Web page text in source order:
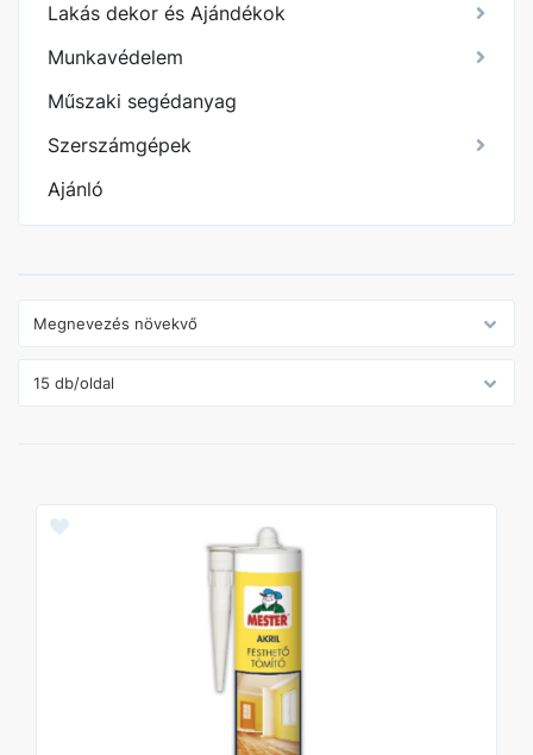
Lakás dekor és Ajándékok
Munkavédelem
Műszaki segédanyag
Szerszámgépek
Ajánló